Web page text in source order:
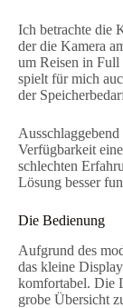
Ich betrachte die
der die Kamera
um Reisen in
spielt für mich
der
Verfügbarkeit
schlechten
Lösung besser
Die Bedienung
Aufgrund des
das kleine
komfortabel. Die
grobe Übersicht